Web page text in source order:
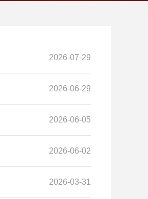
2026-07-29
2026-06-29
2026-06-05
2026-06-02
2026-03-31